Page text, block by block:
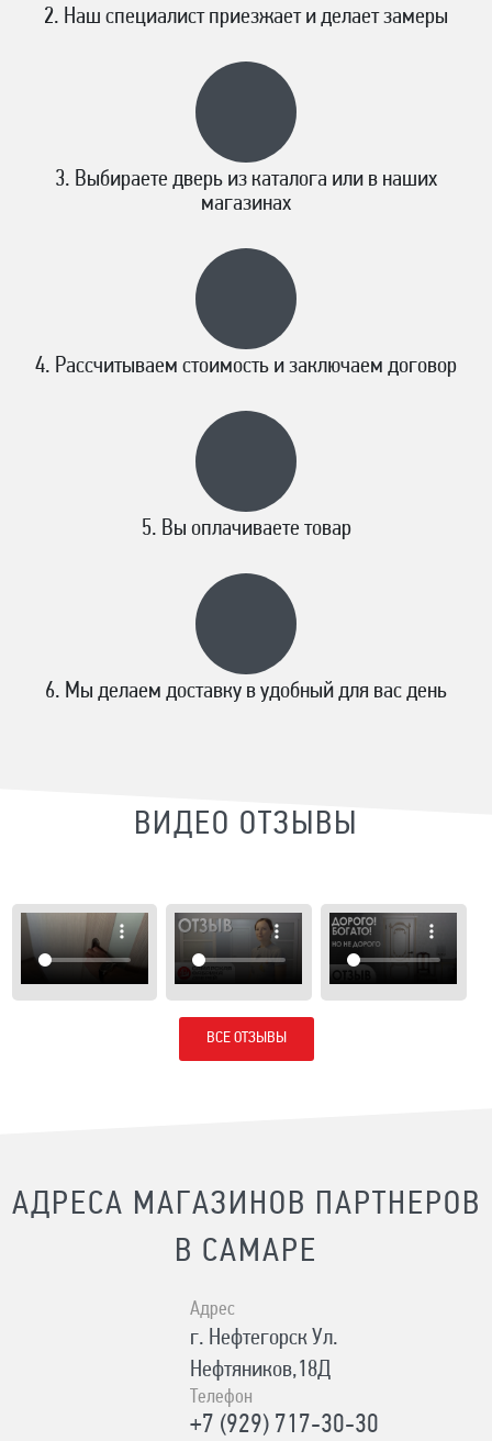
Наш специалист приезжает и делает замеры
Выбираете дверь из каталога или в наших
магазинах
Рассчитываем стоимость и заключаем договор
Вы оплачиваете товар
Мы делаем доставку в удобный для вас день
ВИДЕО ОТЗЫВЫ
ВСЕ ОТЗЫВЫ
АДРЕСА МАГАЗИНОВ ПАРТНЕРОВ
В САМАРЕ
Адрес
г. Нефтегорск Ул.
Нефтяников,18Д
Телефон
+7 (929) 717-30-30